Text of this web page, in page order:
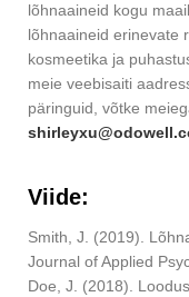
lõhnaaineid kogu
lõhnaaineid erinevate
kosmeetika ja
meie veebisaiti
päringuid, võtke
Viide:
Smith, J. (2019).
Journal of Applied
Doe, J. (2018).